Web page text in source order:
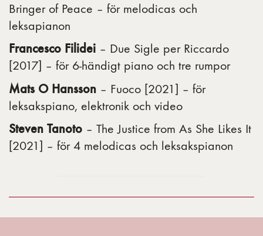
Bringer of Peace – för melodicas och
leksapianon
Francesco Filidei – Due Sigle per Riccardo
[2017] – för 6-händigt piano och tre rumpor
Mats O Hansson – Fuoco [2021] – för
leksakspiano, elektronik och video
Steven Tanoto – The Justice from As She Likes It
[2021] – för 4 melodicas och leksakspianon